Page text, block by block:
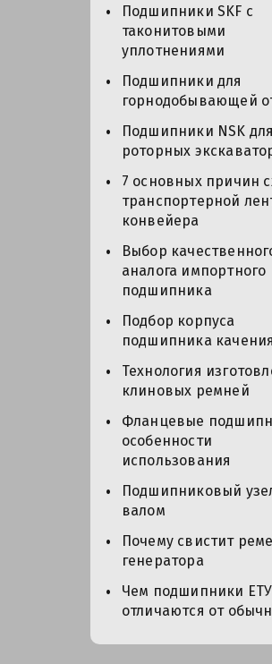
Подшипники SKF с
таконитовыми
уплотнениями
Подшипники для
горнодобывающей
Подшипники NSK для
роторных
7 основных причин
транспортерной
конвейера
Выбор
аналога импортного
подшипника
Подбор корпуса
подшипника качения
Технология
клиновых ремней
Фланцевые
особенности
использования
Подшипниковый
валом
Почему свистит
генератора
Чем подшипники ЕТУ
отличаются от